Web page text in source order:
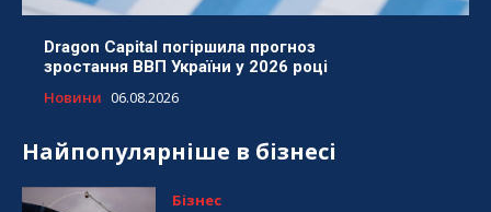
Dragon Capital погіршила прогноз
зростання ВВП України у 2026 році
Новини 06.08.2026
Найпопулярніше в бізнесі
Бізнес